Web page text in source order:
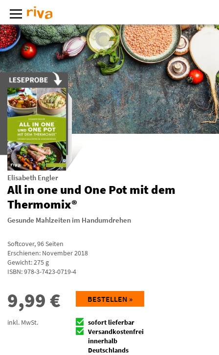
Elisabeth Engler
All in one und One Pot mit dem
Thermomix®
Gesunde Mahlzeiten im Handumdrehen
Softcover,96Seiten
Erschienen: November 2018
Gewicht: 275 g
ISBN:978-3-7423-0719-4
9,99 €
inkl. MwSt.
BESTELLEN »
sofort lieferbar
Versandkostenfrei
innerhalb
Deutschlands